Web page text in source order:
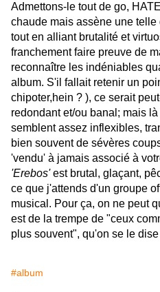
Admettons-le tout de go,
chaude mais assène une
tout en alliant brutalité et
franchement faire preuve de
reconnaître les indéniables
album. S'il fallait retenir un
chipoter,hein ? ), ce serait
redondant et/ou banal; mais
semblent assez inflexibles,
bien souvent de sévères
'vendu' à jamais associé à
'Erebos'est brutal, glaçant,
ce que j'attends d'un groupe
musical. Pour ça, on ne peut
est de la trempe de "ceux
plus souvent", qu'on se le dise
#album